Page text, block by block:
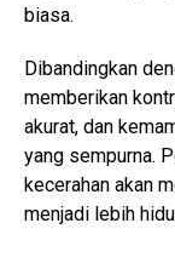
biasa.
Dibandingkan
memberikan
akurat, dan
yang sempurna.
kecerahan akan
menjadi lebih